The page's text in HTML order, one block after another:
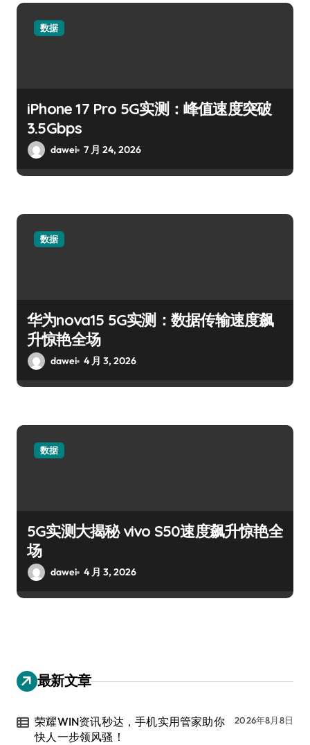
数据
iPhone 17 Pro 5G实测：峰值速度突破
3.5Gbps
dawei 7 月 24, 2026
数据
华为nova15 5G实测：数据传输速度飙
升惊艳全场
dawei 4 月 3, 2026
数据
5G实测大揭秘 vivo S50速度飙升惊艳全
场
dawei 4 月 3, 2026
最新文章
荣耀WIN资讯秒达，手机实用管家助你
快人一步领风骚！
2026年8月8日